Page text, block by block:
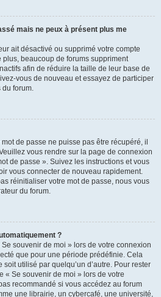
mais ne peux à présent plus me
ait désactivé ou supprimé votre compte
beaucoup de forums suppriment
afin de réduire la taille de leur base de
vous de nouveau et essayez de participer
du forum.
de passe ne puisse pas être récupéré, il
vous rendre sur la page de connexion
de passe ». Suivez les instructions et vous
vous connecter de nouveau rapidement.
réinitialiser votre mot de passe, nous vous
du forum.
?
souvenir de moi » lors de votre connexion
que pour une période prédéfinie. Cela
soit utilisé par quelqu’un d’autre. Pour rester
« Se souvenir de moi » lors de votre
recommandé si vous accédez au forum
une librairie, un cybercafé, une université,